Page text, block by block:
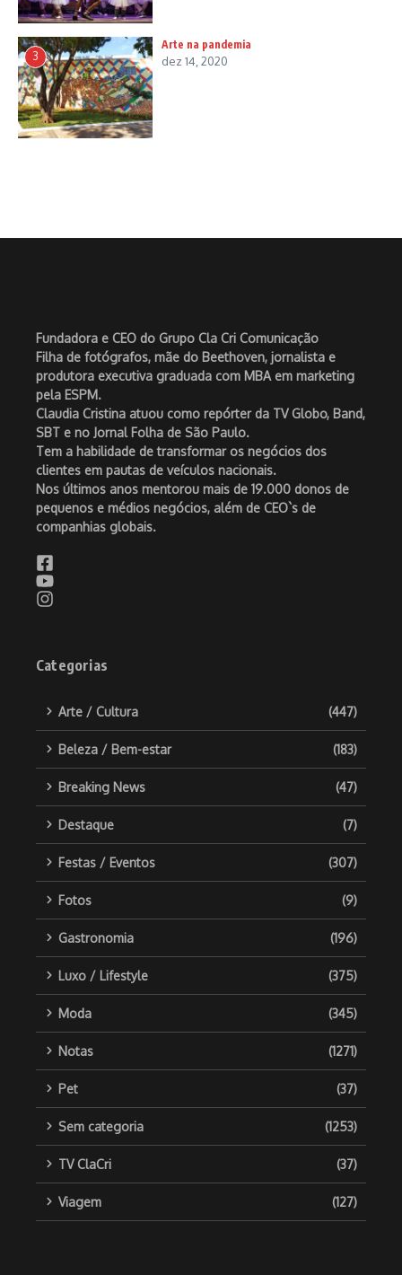
3
Arte na pandemia
dez 14, 2020
Fundadora e CEO do Grupo Cla Cri Comunicação
Filha de fotógrafos, mãe do Beethoven, jornalista e
produtora executiva graduada com MBA em marketing
pela ESPM.
Claudia Cristina atuou como repórter da TV Globo, Band,
SBT e no Jornal Folha de São Paulo.
Tem a habilidade de transformar os negócios dos
clientes em pautas de veículos nacionais.
Nos últimos anos mentorou mais de 19.000 donos de
pequenos e médios negócios, além de CEO`s de
companhias globais.
Categorias
Arte / Cultura (447)
Beleza / Bem-estar (183)
Breaking News (47)
Destaque (7)
Festas / Eventos (307)
Fotos (9)
Gastronomia (196)
Luxo / Lifestyle (375)
Moda (345)
Notas (1271)
Pet (37)
Sem categoria (1253)
TV ClaCri (37)
Viagem (127)